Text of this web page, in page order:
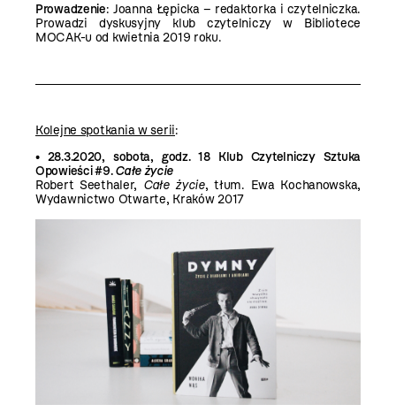
Prowadzenie: Joanna Łępicka – redaktorka i czytelniczka.
Prowadzi dyskusyjny klub czytelniczy w Bibliotece
MOCAK-u od kwietnia 2019 roku.
Kolejne spotkania w serii:
• 28.3.2020, sobota, godz. 18 Klub Czytelniczy Sztuka
Opowieści #9.Całe życie
Robert Seethaler, Całe życie, tłum. Ewa Kochanowska,
Wydawnictwo Otwarte, Kraków 2017